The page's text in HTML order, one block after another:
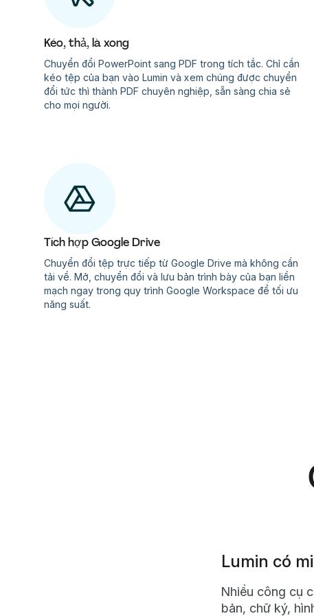
Kéo, thả, là xong
Chuyển đổi PowerPoint sang PDF trong tích tắc. Chỉ cần
kéo tệp của bạn vào Lumin và xem chúng được chuyển
đổi tức thì thành PDF chuyên nghiệp, sẵn sàng chia sẻ
cho mọi người.
Tích hợp Google Drive
Chuyển đổi tệp trực tiếp từ Google Drive mà không cần
tải về. Mở, chuyển đổi và lưu bản trình bày của bạn liền
mạch ngay trong quy trình Google Workspace để tối ưu
năng suất.
Lumin có
Nhiều công cụ
bản, chữ ký,